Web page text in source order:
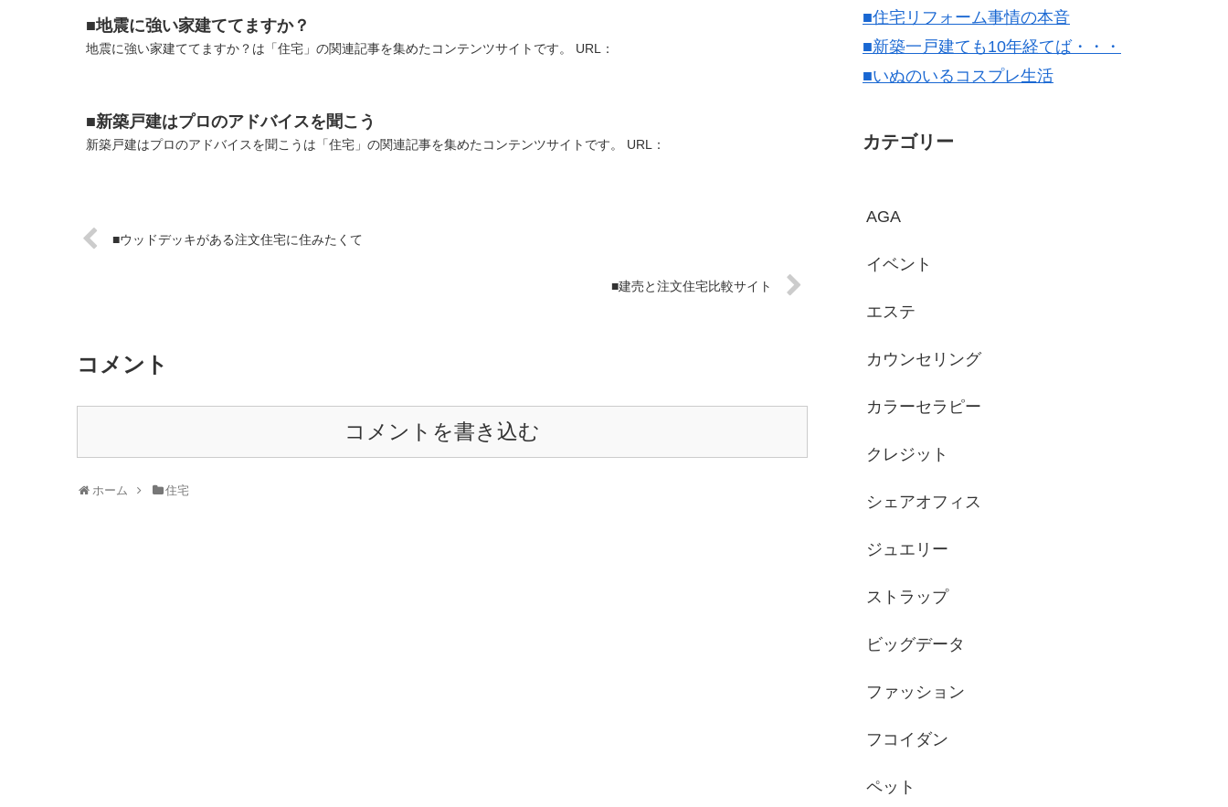
■地震に強い家建ててますか？
地震に強い家建ててますか？は「住宅」の関連記事を集めたコンテンツサイトです。 URL：
■新築戸建はプロのアドバイスを聞こう
新築戸建はプロのアドバイスを聞こうは「住宅」の関連記事を集めたコンテンツサイトです。 URL：
■ウッドデッキがある注文住宅に住みたくて
■建売と注文住宅比較サイト
コメント
コメントを書き込む
ホーム 住宅
■住宅リフォーム事情の本音
■新築一戸建ても10年経てば・・・
■いぬのいるコスプレ生活
カテゴリー
AGA
イベント
エステ
カウンセリング
カラーセラピー
クレジット
シェアオフィス
ジュエリー
ストラップ
ビッグデータ
ファッション
フコイダン
ペット